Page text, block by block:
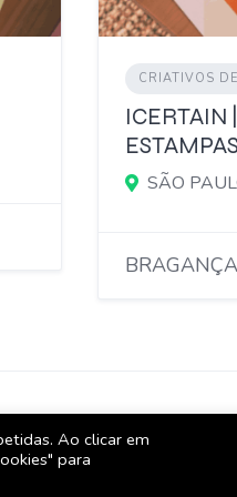
CRIATIVOS
ICERTAIN
ESTAMPAS
SÃO
Como usar o GBL Mais
Política de
Ao clicar em
para